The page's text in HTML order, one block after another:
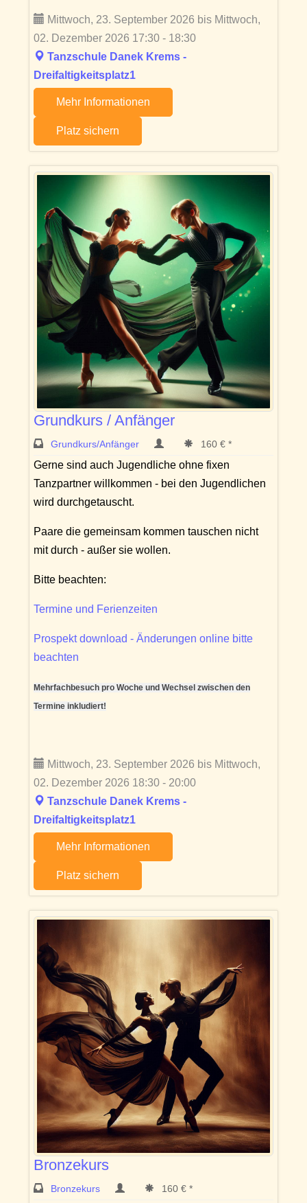
Mittwoch, 23. September 2026 bis Mittwoch,
02. Dezember 2026 17:30 - 18:30
Tanzschule Danek Krems -
Dreifaltigkeitsplatz1
Mehr Informationen
Platz sichern
Grundkurs / Anfänger
Grundkurs/Anfänger 160 € *
Gerne sind auch Jugendliche ohne fixen
Tanzpartner willkommen - bei den Jugendlichen
wird durchgetauscht.
Paare die gemeinsam kommen tauschen nicht
mit durch - außer sie wollen.
Bitte beachten:
Termine und Ferienzeiten
Prospekt download - Änderungen online bitte
beachten
Mehrfachbesuch pro Woche und Wechsel zwischen den
Termine inkludiert!
Mittwoch, 23. September 2026 bis Mittwoch,
02. Dezember 2026 18:30 - 20:00
Tanzschule Danek Krems -
Dreifaltigkeitsplatz1
Mehr Informationen
Platz sichern
Bronzekurs
Bronzekurs 160 € *